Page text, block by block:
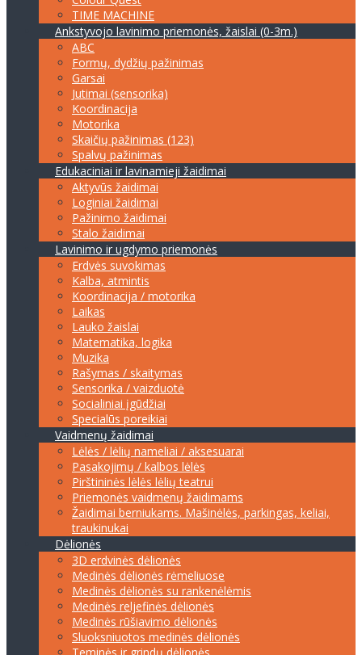
TIME MACHINE
Ankstyvojo lavinimo priemonės, žaislai (0-3m.)
ABC
Formų, dydžių pažinimas
Garsai
Jutimai (sensorika)
Koordinacija
Motorika
Skaičių pažinimas (123)
Spalvų pažinimas
Edukaciniai ir lavinamieji žaidimai
Aktyvūs žaidimai
Loginiai žaidimai
Pažinimo žaidimai
Stalo žaidimai
Lavinimo ir ugdymo priemonės
Erdvės suvokimas
Kalba, atmintis
Koordinacija / motorika
Laikas
Lauko žaislai
Matematika, logika
Muzika
Rašymas / skaitymas
Sensorika / vaizduotė
Socialiniai įgūdžiai
Specialūs poreikiai
Vaidmenų žaidimai
Lėlės / lėlių nameliai / aksesuarai
Pasakojimų / kalbos lėlės
Pirštininės lėlės lėlių teatrui
Priemonės vaidmenų žaidimams
Žaidimai berniukams. Mašinėlės, parkingas, keliai,
traukinukai
Dėlionės
3D erdvinės dėlionės
Medinės dėlionės rėmeliuose
Medinės dėlionės su rankenėlėmis
Medinės reljefinės dėlionės
Medinės rūšiavimo dėlionės
Sluoksniuotos medinės dėlionės
Teminės ir grindų dėlionės